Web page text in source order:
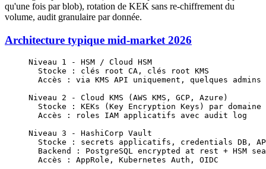
qu'une fois par blob), rotation de KEK sans re-chiffrement du
volume, audit granulaire par donnée.
Architecture typique mid-market 2026
Niveau 1 - HSM / Cloud HSM
  Stocke : clés root CA, clés root KMS
Accès : via KMS API uniquement, quelques admins
Niveau 2 - Cloud KMS (AWS KMS, GCP, Azure)
Stocke : KEKs (Key Encryption Keys) par domaine
  Accès : roles IAM applicatifs avec audit log
Niveau 3 - HashiCorp Vault
Stocke : secrets applicatifs, credentials DB,
Backend : PostgreSQL encrypted at rest + HSM
  Accès : AppRole, Kubernetes Auth, OIDC